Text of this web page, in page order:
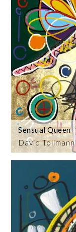
David Tollmann
Sensual Queen